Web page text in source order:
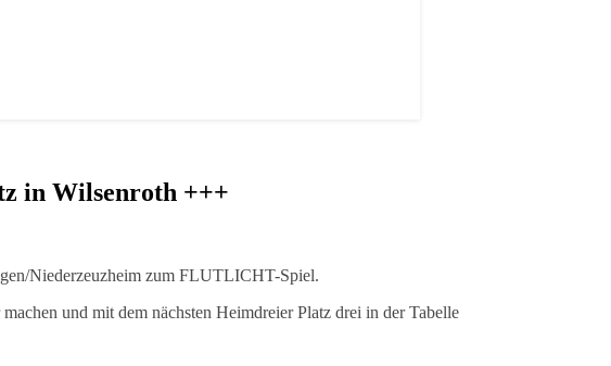
in Wilsenroth +++
Niederzeuzheim zum FLUTLICHT-Spiel.
und mit dem nächsten Heimdreier Platz drei in der Tabelle